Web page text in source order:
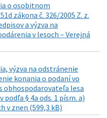
o osobitnom
zákona č. 326/2005 Z. z.
a výzva na
v lesoch – Verejná
výzva na odstránenie
konania o podaní vo
obhospodarovateľa lesa
§ 4a ods. 1 písm. a)
v znen (599,3 kB)